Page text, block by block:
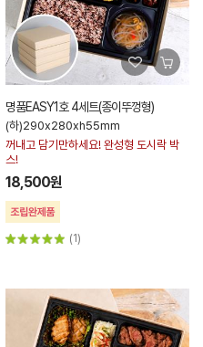
명품EASY1호 4세트(종이뚜껑형)
(하)290x280xh55mm
꺼내고 담기만하세요! 완성형 도시락 박
스!
18,500원
(1)